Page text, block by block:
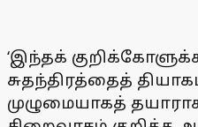
‘இந்தக்
சுதந்திரத்தைத்
முழுமையாகத்